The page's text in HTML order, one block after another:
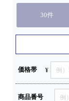
30件
価格帯 ¥
商品番号